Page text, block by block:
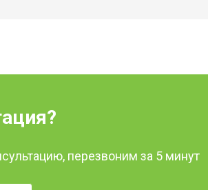
перезвоним за 5 минут